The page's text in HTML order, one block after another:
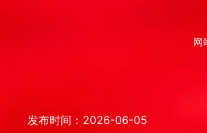
网
发布时间：2026-06-05